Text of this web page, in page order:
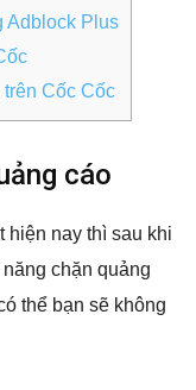
Adblock Plus
Cốc Cốc
cáo
hiện nay thì sau khi
chặn quảng
thể bạn sẽ không